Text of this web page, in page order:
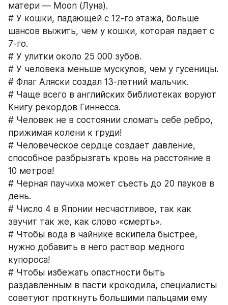
матери — Moon (Луна).
# У кошки, падающей с 12-го этажа, больше
шансов выжить, чем у кошки, которая падает с
7-го.
# У улитки около 25 000 зубов.
# У человека меньше мускулов, чем у гусеницы.
# Флаг Аляски создал 13-летний мальчик.
# Чаще всего в английских библиотеках воруют
Книгу рекордов Гиннесса.
# Человек не в состоянии сломать себе ребро,
прижимая колени к груди!
# Человеческое сердце создает давление,
способное разбрызгать кровь на расстояние в
10 метров!
# Черная паучиха может съесть до 20 пауков в
день.
# Число 4 в Японии несчастливое, так как
звучит так же, как слово «смерть».
# Чтобы вода в чайнике вскипела быстрее,
нужно добавить в него раствор медного
купороса!
# Чтобы избежать опастности быть
раздавленным в пасти крокодила, специалисты
советуют проткнуть большими пальцами ему